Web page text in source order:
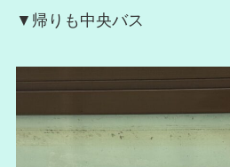
▼帰りも中央バス